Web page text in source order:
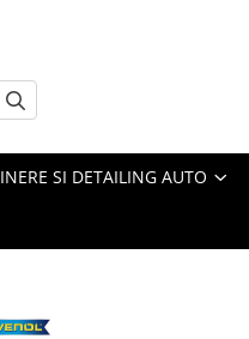
SI DETAILING AUTO